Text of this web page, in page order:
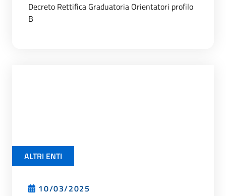
Decreto Rettifica Graduatoria Orientatori profilo
B
ALTRI ENTI
10/03/2025